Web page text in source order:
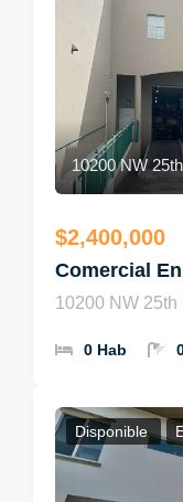
10200 NW
$2,400,000
Comercial
10200 NW 25th
0 Hab
Disponible